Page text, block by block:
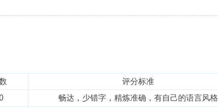
评分标准
畅达，少错字，精炼准确，有自己的语言风格